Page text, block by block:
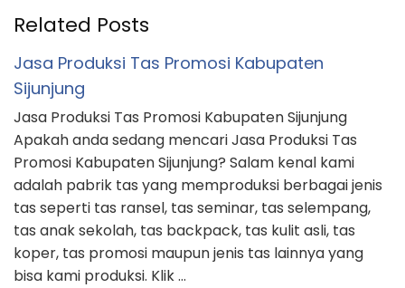
Related Posts
Jasa Produksi Tas Promosi Kabupaten
Sijunjung
Jasa Produksi Tas Promosi Kabupaten Sijunjung
Apakah anda sedang mencari Jasa Produksi Tas
Promosi Kabupaten Sijunjung? Salam kenal kami
adalah pabrik tas yang memproduksi berbagai jenis
tas seperti tas ransel, tas seminar, tas selempang,
tas anak sekolah, tas backpack, tas kulit asli, tas
koper, tas promosi maupun jenis tas lainnya yang
bisa kami produksi. Klik …